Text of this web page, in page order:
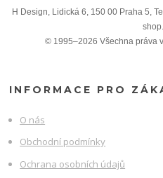
H Design, Lidická 6, 150 00 Praha 5,
© 1995–2026 Všechna práva
INFORMACE PRO
O nás
Obchodní podmínky
Ochrana osobních údajů